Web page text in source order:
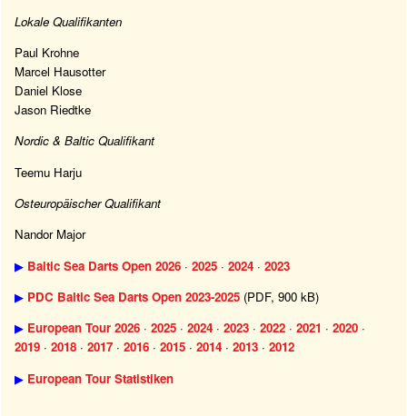
Lokale Qualifikanten
Paul Krohne
Marcel Hausotter
Daniel Klose
Jason Riedtke
Nordic & Baltic Qualifikant
Teemu Harju
Osteuropäischer Qualifikant
Nandor Major
▶ Baltic Sea Darts Open 2026 · 2025 · 2024 · 2023
▶ PDC Baltic Sea Darts Open 2023-2025 (PDF, 900 kB)
▶ European Tour 2026 · 2025 · 2024 · 2023 · 2022 · 2021 · 2020 ·
2019 · 2018 · 2017 · 2016 · 2015 · 2014 · 2013 · 2012
▶ European Tour Statistiken